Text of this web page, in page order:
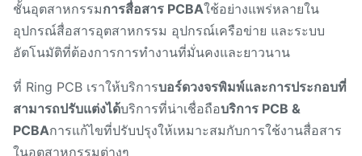
ชั้นอุตสาหกรรมการสื่อสาร PCBAใช้อย่างแพร่หลายใน
อุปกรณ์สื่อสารอุตสาหกรรม อุปกรณ์เครือข่าย และระบบ
อัตโนมัติที่ต้องการการทํางานที่มั่นคงและยาวนาน
ที่ Ring PCB เราให้บริการบอร์ดวงจรพิมพ์และการประกอบที่
สามารถปรับแต่งได้บริการที่น่าเชื่อถือบริการ PCB &
PCBAการแก้ไขที่ปรับปรุงให้เหมาะสมกับการใช้งานสื่อสาร
ในอุตสาหกรรมต่างๆ